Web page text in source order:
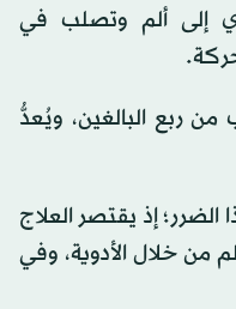
إلى ألم وتصلب في
ربع البالغين، ويُعدُّ
إذ يقتصر العلاج
من خلال الأدوية، وفي